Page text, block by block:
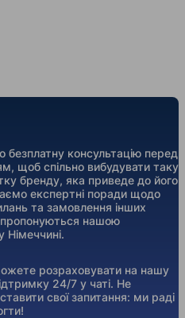
безплатну консультацію перед
щоб спільно вибудувати таку
бренду, яка приведе до його
експертні поради щодо
та замовлення інших
нашою
Німеччині.
розраховувати на нашу
24/7 у чаті. Не
свої запитання: ми раді